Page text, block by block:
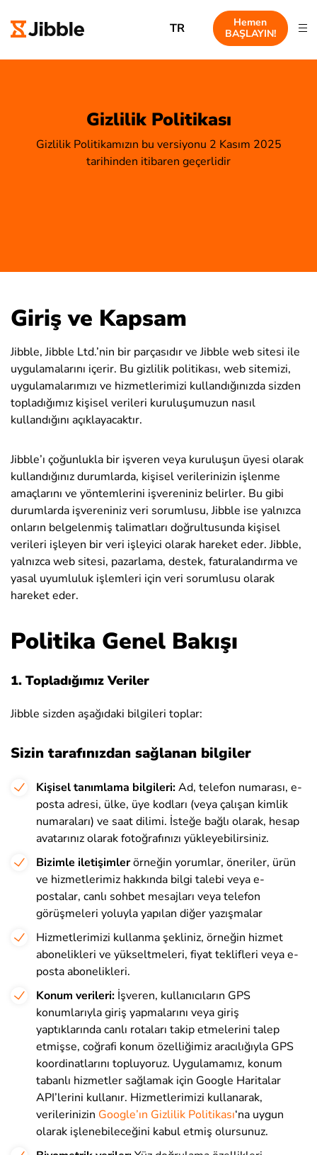
TR
Hemen
BAŞLAYIN!
Gizlilik Politikası
Gizlilik Politikamızın bu versiyonu 2 Kasım 2025
tarihinden itibaren geçerlidir
Giriş ve Kapsam
Jibble, Jibble Ltd.’nin bir parçasıdır ve Jibble web sitesi ile
uygulamalarını içerir. Bu gizlilik politikası, web sitemizi,
uygulamalarımızı ve hizmetlerimizi kullandığınızda sizden
topladığımız kişisel verileri kuruluşumuzun nasıl
kullandığını açıklayacaktır.
Jibble’ı çoğunlukla bir işveren veya kuruluşun üyesi olarak
kullandığınız durumlarda, kişisel verilerinizin işlenme
amaçlarını ve yöntemlerini işvereniniz belirler. Bu gibi
durumlarda işvereniniz veri sorumlusu, Jibble ise yalnızca
onların belgelenmiş talimatları doğrultusunda kişisel
verileri işleyen bir veri işleyici olarak hareket eder. Jibble,
yalnızca web sitesi, pazarlama, destek, faturalandırma ve
yasal uyumluluk işlemleri için veri sorumlusu olarak
hareket eder.
Politika Genel Bakışı
1. Topladığımız Veriler
Jibble sizden aşağıdaki bilgileri toplar:
Sizin tarafınızdan sağlanan bilgiler
Kişisel tanımlama bilgileri:Ad, telefon numarası, e-
posta adresi, ülke, üye kodları (veya çalışan kimlik
numaraları) ve saat dilimi. İsteğe bağlı olarak, hesap
avatarınız olarak fotoğrafınızı yükleyebilirsiniz.
Bizimle iletişimlerörneğin yorumlar, öneriler, ürün
ve hizmetlerimiz hakkında bilgi talebi veya e-
postalar, canlı sohbet mesajları veya telefon
görüşmeleri yoluyla yapılan diğer yazışmalar
Hizmetlerimizi kullanma şekliniz, örneğin hizmet
abonelikleri ve yükseltmeleri, fiyat teklifleri veya e-
posta abonelikleri.
Konum verileri: İşveren, kullanıcıların GPS
konumlarıyla giriş yapmalarını veya giriş
yaptıklarında canlı rotaları takip etmelerini talep
etmişse, coğrafi konum özelliğimiz aracılığıyla GPS
koordinatlarını topluyoruz. Uygulamamız, konum
tabanlı hizmetler sağlamak için Google Haritalar
API’lerini kullanır. Hizmetlerimizi kullanarak,
verilerinizin Google’ın Gizlilik Politikası‘na uygun
olarak işlenebileceğini kabul etmiş olursunuz.